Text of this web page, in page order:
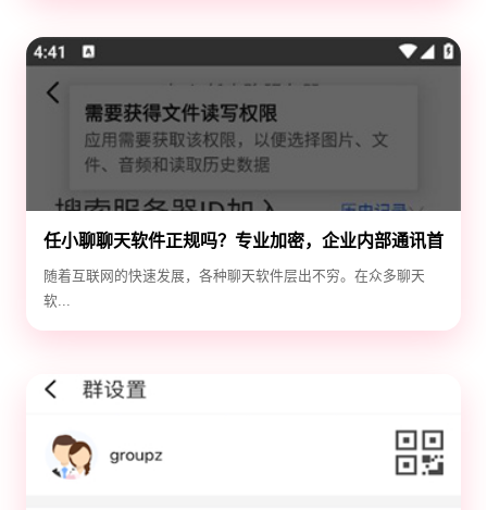
任小聊聊天软件正规吗？专业加密，企业内部通讯首
选！
随着互联网的快速发展，各种聊天软件层出不穷。在众多聊天
软...